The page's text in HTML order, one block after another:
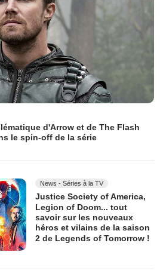
d'Arrow et de The Flash
le spin-off de la série
News - Séries à la TV
Justice Society of America,
Legion of Doom... tout
savoir sur les nouveaux
héros et vilains de la saison
2 de Legends of Tomorrow !